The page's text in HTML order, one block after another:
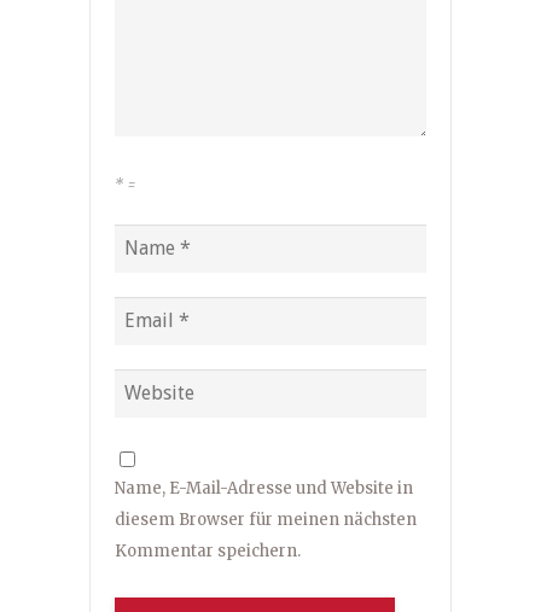
* =
Name, E-Mail-Adresse und Website in
diesem Browser für meinen nächsten
Kommentar speichern.